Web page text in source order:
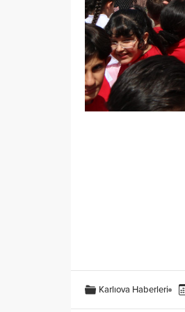
Karlıova Haberleri